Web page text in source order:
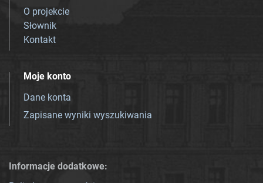
O projekcie
Słownik
Kontakt
Moje konto
Dane konta
Zapisane wyniki wyszukiwania
Informacje dodatkowe: